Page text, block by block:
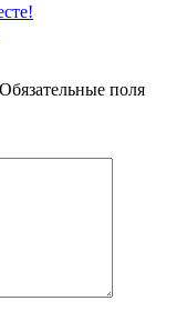
Обязательные поля